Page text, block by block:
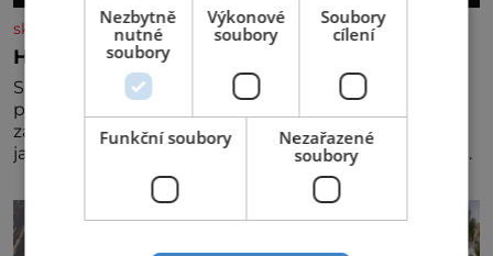
skutecnepribehy.cz
Hlas mě varuje před nebezpečím
S manželem máme dvě děti a dokonce jsme už
prarodiči. Mohla bych žít normálně, nebýt jedné
zásadní změny, která mi nabourala mysl. Živím se
jako mzdová účetní a konec měsíce je pro mě vždy
velice psychicky náročným obdobím. Od té chvíle, co
máme vnoučata, mi dcera čím dál častěji volá o
pomoc, co se hlídání týče. Dalo by se
Nezbytně
nutné
soubory
Výkonové
soubory
Soubory
cílení
Funkční soubory
Nezařazené
soubory